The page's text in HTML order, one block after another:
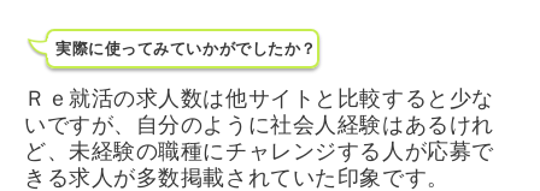
実際に使ってみていかがでしたか？
Ｒｅ就活の求人数は他サイトと比較すると少な
いですが、自分のように社会人経験はあるけれ
ど、未経験の職種にチャレンジする人が応募で
きる求人が多数掲載されていた印象です。